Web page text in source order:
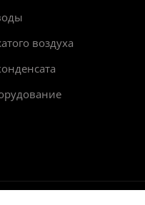
воздуха